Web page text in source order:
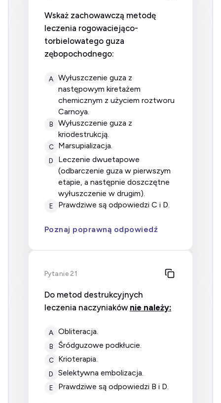
Wskaż zachowawczą metodę
leczenia rogowaciejąco-
torbielowatego guza
zębopochodnego:
A
wyłuszczenie guza z
następowym kiretażem
chemicznym z użyciem roztworu
Carnoya.
B
wyłuszczenie guza z
kriodestrukcją.
C marsupializacja.
D
leczenie dwuetapowe
(odbarczenie guza w pierwszym
etapie, a następnie doszczętne
wyłuszczenie w drugim).
E prawdziwe są odpowiedzi C i D.
Poznaj poprawną odpowiedź
Pytanie 21
Do metod destrukcyjnych
leczenia naczyniaków nie należy:
A obliteracja.
B śródguzowe podkłucie.
C krioterapia.
D selektywna embolizacja.
E prawdziwe są odpowiedzi B i D.